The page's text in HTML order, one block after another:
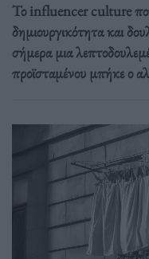
Το influencer culture
δημιουργικότητα και
σήμερα μια
προϊσταμένου μπήκε ο